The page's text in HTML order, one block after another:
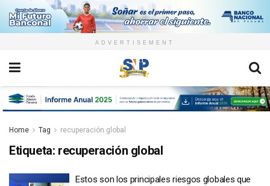
ADVERTISEMENT
Home Tag recuperación global
Etiqueta: recuperación global
Estos son los principales riesgos globales que